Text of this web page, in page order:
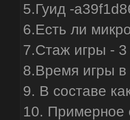
5.Гуид -
6.Есть ли
7.Стаж игры - 3
8.Время игры в
9. В составе
10. Примерное